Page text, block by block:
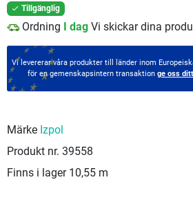
 Tillgänglig
Ordning I dag Vi skickar dina
Vi levererar våra produkter till länder inom
för en gemenskapsintern transaktion ge oss
Märke Izpol
Produkt nr. 39558
Finns i lager 10,55 m